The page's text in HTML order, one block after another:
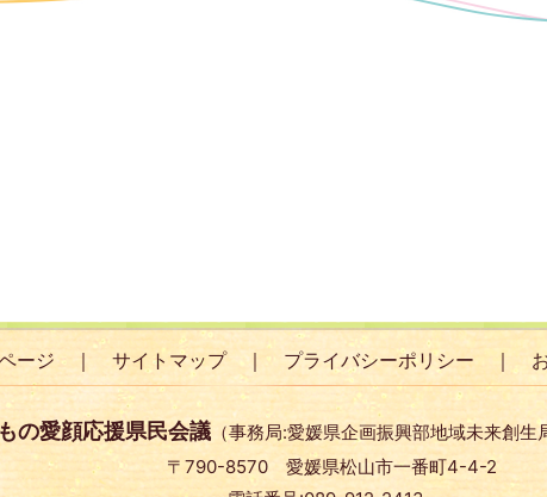
ージ サイトマップ プライバシーポリシー
の愛顔応援県民会議（事務局:愛媛県企画振興部地域未来創生
〒790-8570 愛媛県松山市一番町4-4-2